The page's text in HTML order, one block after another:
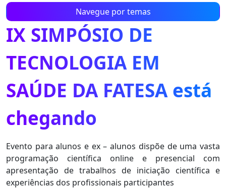
Navegue por temas
IX SIMPÓSIO DE
TECNOLOGIA EM
SAÚDE DA FATESA está
chegando
Evento para alunos e ex – alunos dispõe de uma vasta
programação científica online e presencial com
apresentação de trabalhos de iniciação científica e
experiências dos profissionais participantes